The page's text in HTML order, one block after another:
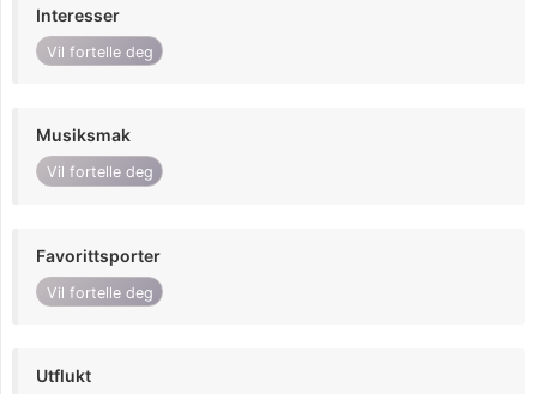
Interesser
Vil fortelle deg
Musiksmak
Vil fortelle deg
Favorittsporter
Vil fortelle deg
Utflukt